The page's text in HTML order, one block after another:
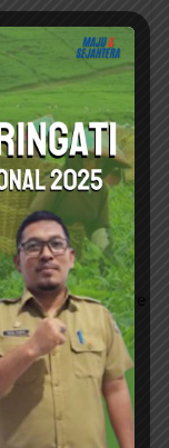
Required fields are